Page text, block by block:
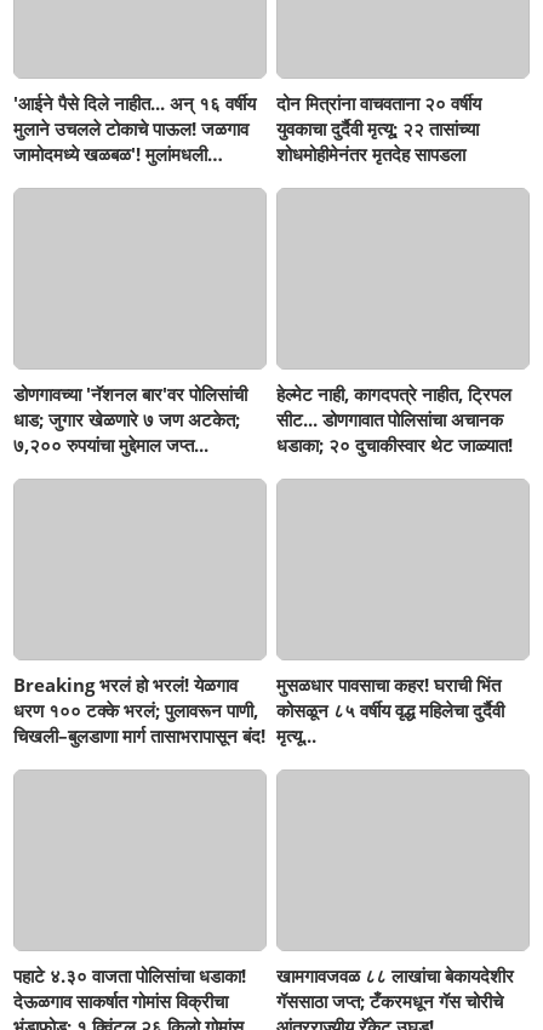
'आईने पैसे दिले नाहीत... अन् १६ वर्षीय
मुलाने उचलले टोकाचे पाऊल! जळगाव
जामोदमध्ये खळबळ'! मुलांमधली
दोन मित्रांना वाचवताना २० वर्षीय
युवकाचा दुर्दैवी मृत्यू; २२ तासांच्या
शोधमोहीमेनंतर मृतदेह सापडला
डोणगावच्या 'नॅशनल बार'वर पोलिसांची
धाड; जुगार खेळणारे ७ जण अटकेत;
७,२०० रुपयांचा मुद्देमाल जप्त...
हेल्मेट नाही, कागदपत्रे नाहीत, ट्रिपल
सीट... डोणगावात पोलिसांचा अचानक
धडाका; २० दुचाकीस्वार थेट जाळ्यात!
Breaking भरलं हो भरलं! येळगाव
धरण १०० टक्के भरलं; पुलावरून पाणी,
चिखली–बुलडाणा मार्ग तासाभरापासून बंद!
मुसळधार पावसाचा कहर! घराची भिंत
कोसळून ८५ वर्षीय वृद्ध महिलेचा दुर्दैवी
मृत्यू...
पहाटे ४.३० वाजता पोलिसांचा धडाका!
देऊळगाव साकर्षात गोमांस विक्रीचा
खामगावजवळ ८८ लाखांचा बेकायदेशीर
गॅससाठा जप्त; टँकरमधून गॅस चोरीचे